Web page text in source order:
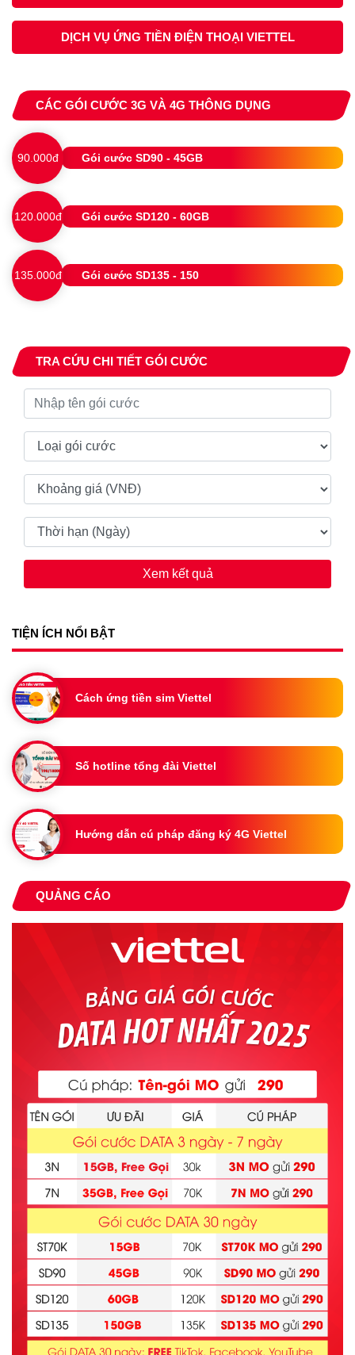
DỊCH VỤ ỨNG TIỀN ĐIỆN THOẠI VIETTEL
CÁC GÓI CƯỚC 3G VÀ 4G THÔNG DỤNG
90.000đ Gói cước SD90 - 45GB
120.000đ Gói cước SD120 - 60GB
135.000đ Gói cước SD135 - 150
TRA CỨU CHI TIẾT GÓI CƯỚC
Xem kết quả
TIỆN ÍCH NỔI BẬT
Cách ứng tiền sim Viettel
Số hotline tổng đài Viettel
Hướng dẫn cú pháp đăng ký 4G Viettel
QUẢNG CÁO